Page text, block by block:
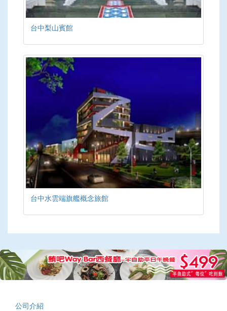
台中梨山賓館
台中水雲端旗艦概念旅館
公司介紹